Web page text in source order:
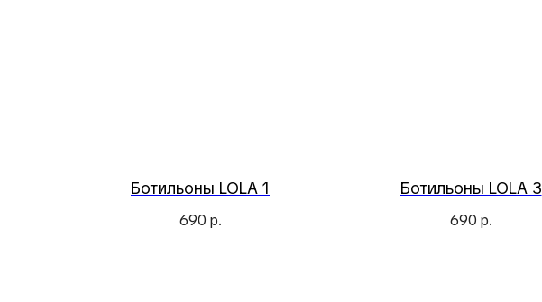
Ботильоны LOLA 1
690 р.
Ботильоны LOLA 3
690 р.